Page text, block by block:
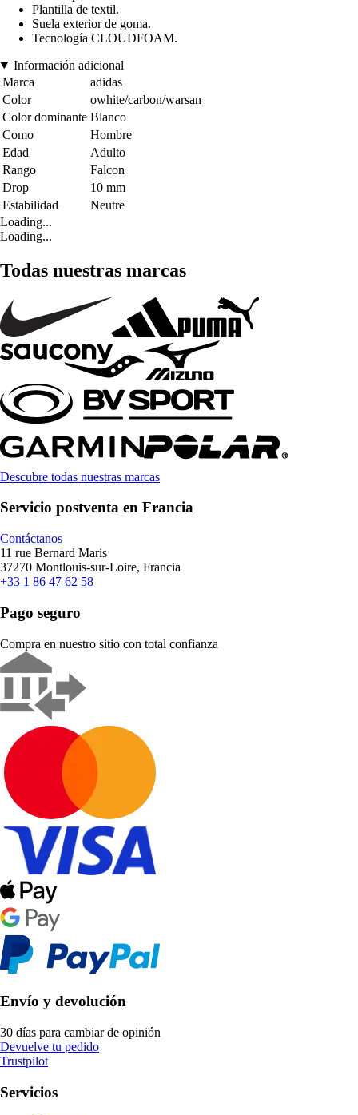
Plantilla de textil.
Suela exterior de goma.
Tecnología CLOUDFOAM.
Información adicional
Marca
adidas
Color
owhite/carbon/warsan
Color dominante Blanco
Como
Hombre
Edad
Adulto
Rango
Falcon
Drop
10 mm
Estabilidad
Neutre
Loading...
Loading...
Todas nuestras marcas
Descubre todas nuestras marcas
Servicio postventa en Francia
Contáctanos
11 rue Bernard Maris
37270 Montlouis-sur-Loire, Francia
+33 1 86 47 62 58
Pago seguro
Compra en nuestro sitio con total confianza
Envío y devolución
30 días para cambiar de opinión
Devuelve tu pedido
Trustpilot
Servicios